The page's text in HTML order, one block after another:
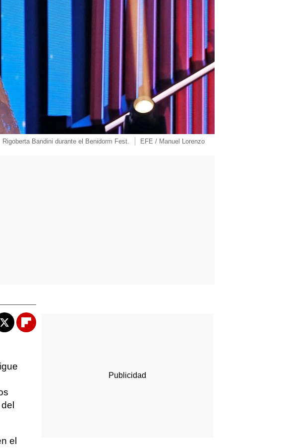
Rigoberta Bandini durante el Benidorm Fest. EFE / Manuel Lorenzo
X Flipboard
el